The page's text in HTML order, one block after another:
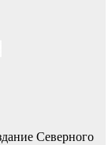
Северного